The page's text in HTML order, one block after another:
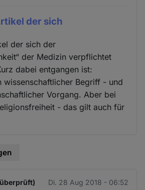
der sich
der sich der
der Medizin verpflichtet
dabei entgangen ist:
wissenschaftlicher Begriff - und
Vorgang. Aber bei
- das gilt auch für
Di. 28 Aug 2018 - 06:52